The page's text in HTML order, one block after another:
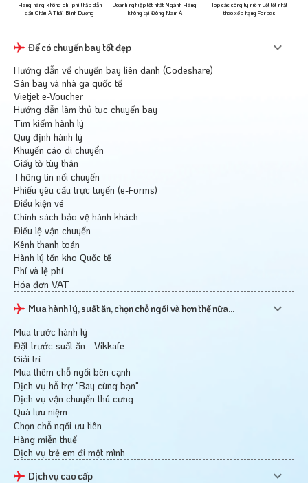
Hãng hàng không chi phí thấp dẫn
đầu Châu Á Thái Bình Dương
Doanh nghiệp tốt nhất Ngành Hàng
không tại Đông Nam Á
Top các công ty niêm yết tốt nhất
theo xếp hạng Forbes
Để có chuyến bay tốt đẹp
Hướng dẫn về chuyến bay liên danh (Codeshare)
Sân bay và nhà ga quốc tế
Vietjet e-Voucher
Hướng dẫn làm thủ tục chuyến bay
Tìm kiếm hành lý
Quy định hành lý
Khuyến cáo di chuyển
Giấy tờ tùy thân
Thông tin nối chuyến
Phiếu yêu cầu trực tuyến (e-Forms)
Điều kiện vé
Chính sách bảo vệ hành khách
Điều lệ vận chuyển
Kênh thanh toán
Hành lý tồn kho Quốc tế
Phí và lệ phí
Hóa đơn VAT
Mua hành lý, suất ăn, chọn chỗ ngồi và hơn thế nữa...
Mua trước hành lý
Đặt trước suất ăn - Vikkafe
Giải trí
Mua thêm chỗ ngồi bên cạnh
Dịch vụ hỗ trợ "Bay cùng bạn"
Dịch vụ vận chuyển thú cưng
Quà lưu niệm
Chọn chỗ ngồi ưu tiên
Hàng miễn thuế
Dịch vụ trẻ em đi một mình
Dịch vụ cao cấp